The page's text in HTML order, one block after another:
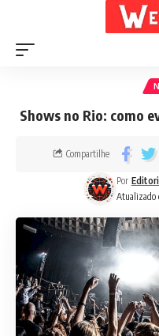
Shows no Rio: como
Atualizado
Por
Compartilhe